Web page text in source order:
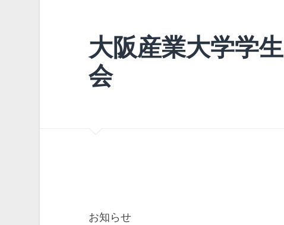
大阪産業大学学
会
お知らせ